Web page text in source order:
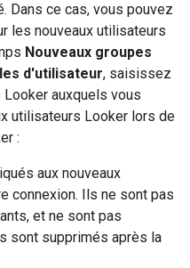
Dans ce cas, vous pouvez
les nouveaux utilisateurs
Nouveaux groupes
d'utilisateur, saisissez
auxquels vous
utilisateurs Looker lors de
:
aux nouveaux
connexion. Ils ne sont pas
et ne sont pas
sont supprimés après la